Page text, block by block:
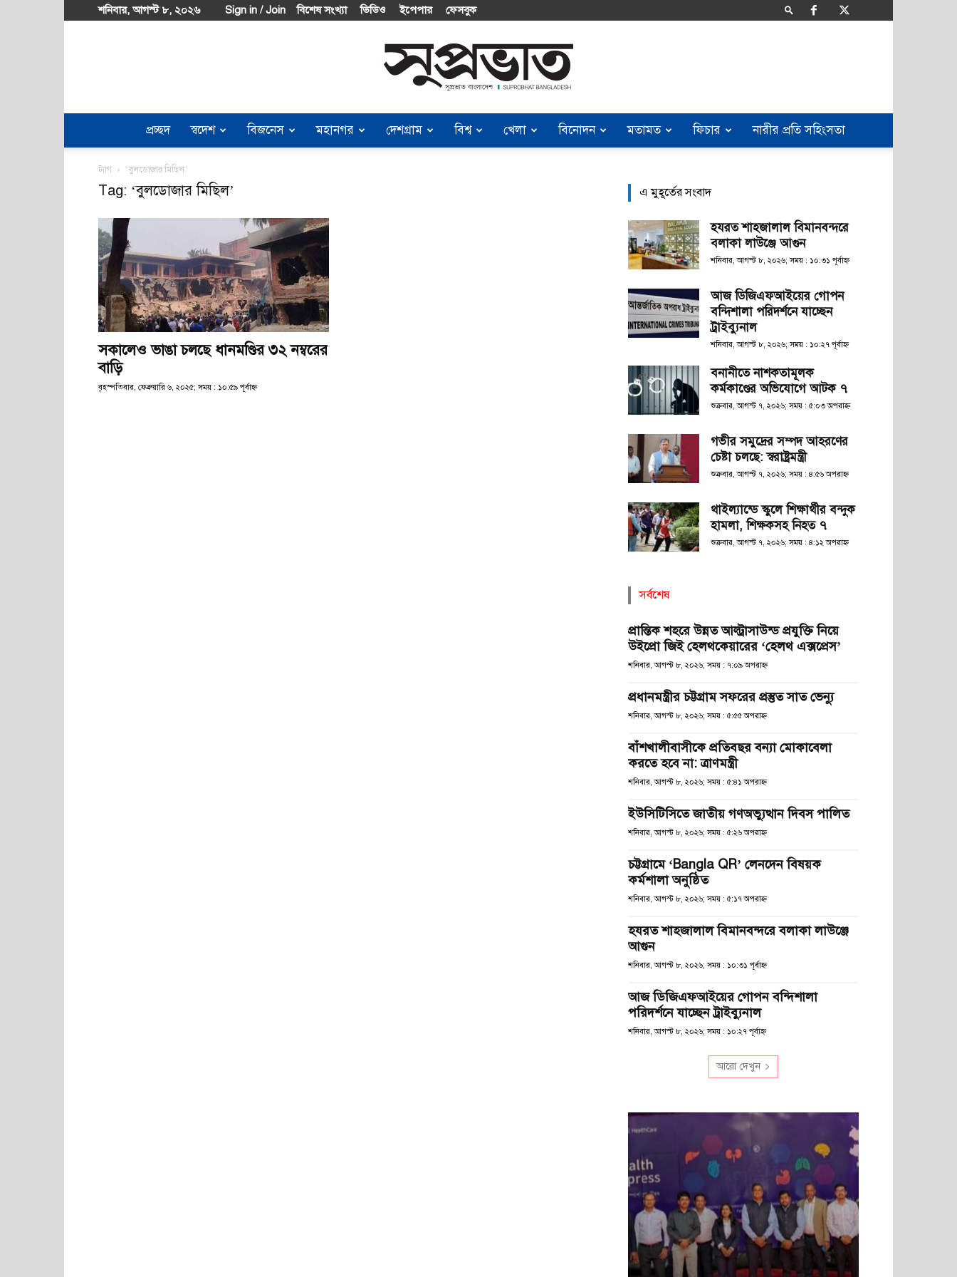
শনিবার, আগস্ট ৮, ২০২৬ Sign in / Join বিশেষ সংখ্যা ভিডিও ইপেপার ফেসবুক
Suprobhat
প্রচ্ছদ স্বদেশ বিজনেস মহানগর দেশগ্রাম বিশ্ব খেলা বিনোদন মতামত ফিচার নারীর প্রতি সহিংসতা
ট্যাগ ‘বুলডোজার মিছিল’
Tag: ‘বুলডোজার মিছিল’
সকালেও ভাঙা চলছে ধানমণ্ডির ৩২ নম্বরের
বাড়ি
বৃহস্পতিবার, ফেব্রুয়ারি ৬, ২০২৫; সময় : ১০:৫৯ পূর্বাহ্ণ
এ মুহূর্তের সংবাদ
হযরত শাহজালাল বিমানবন্দরে
বলাকা লাউঞ্জে আগুন
শনিবার, আগস্ট ৮, ২০২৬; সময় : ১০:৩১ পূর্বাহ্ণ
আজ ডিজিএফআইয়ের গোপন
বন্দিশালা পরিদর্শনে যাচ্ছেন
ট্রাইব্যুনাল
শনিবার, আগস্ট ৮, ২০২৬; সময় : ১০:২৭ পূর্বাহ্ণ
বনানীতে নাশকতামূলক
কর্মকাণ্ডের অভিযোগে আটক ৭
শুক্রবার, আগস্ট ৭, ২০২৬; সময় : ৫:০৩ অপরাহ্ণ
গভীর সমুদ্রের সম্পদ আহরণের
চেষ্টা চলছে: স্বরাষ্ট্রমন্ত্রী
শুক্রবার, আগস্ট ৭, ২০২৬; সময় : ৪:৫৬ অপরাহ্ণ
থাইল্যান্ডে স্কুলে শিক্ষার্থীর বন্দুক
হামলা, শিক্ষকসহ নিহত ৭
শুক্রবার, আগস্ট ৭, ২০২৬; সময় : ৪:১২ অপরাহ্ণ
সর্বশেষ
প্রান্তিক শহরে উন্নত আল্ট্রাসাউন্ড প্রযুক্তি নিয়ে
উইপ্রো জিই হেলথকেয়ারের ‘হেলথ এক্সপ্রেস’
শনিবার, আগস্ট ৮, ২০২৬; সময় : ৭:০৯ অপরাহ্ণ
প্রধানমন্ত্রীর চট্টগ্রাম সফরের প্রস্তুত সাত ভেন্যু
শনিবার, আগস্ট ৮, ২০২৬; সময় : ৫:৫৫ অপরাহ্ণ
বাঁশখালীবাসীকে প্রতিবছর বন্যা মোকাবেলা
করতে হবে না: ত্রাণমন্ত্রী
শনিবার, আগস্ট ৮, ২০২৬; সময় : ৫:৪১ অপরাহ্ণ
ইউসিটিসিতে জাতীয় গণঅভ্যুত্থান দিবস পালিত
শনিবার, আগস্ট ৮, ২০২৬; সময় : ৫:২৬ অপরাহ্ণ
চট্টগ্রামে ‘Bangla QR’ লেনদেন বিষয়ক
কর্মশালা অনুষ্ঠিত
শনিবার, আগস্ট ৮, ২০২৬; সময় : ৫:১৭ অপরাহ্ণ
হযরত শাহজালাল বিমানবন্দরে বলাকা লাউঞ্জে
আগুন
শনিবার, আগস্ট ৮, ২০২৬; সময় : ১০:৩১ পূর্বাহ্ণ
আজ ডিজিএফআইয়ের গোপন বন্দিশালা
পরিদর্শনে যাচ্ছেন ট্রাইব্যুনাল
শনিবার, আগস্ট ৮, ২০২৬; সময় : ১০:২৭ পূর্বাহ্ণ
আরো দেখুন